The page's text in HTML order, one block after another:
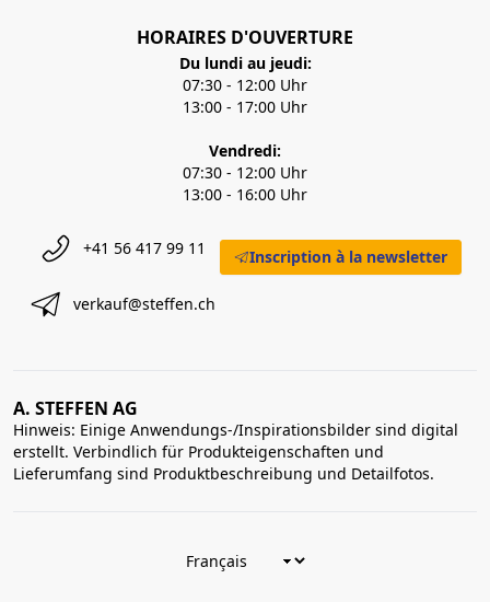
HORAIRES D'OUVERTURE
Du lundi au jeudi:
07:30 - 12:00 Uhr
13:00 - 17:00 Uhr
Vendredi:
07:30 - 12:00 Uhr
13:00 - 16:00 Uhr
+41 56 417 99 11
verkauf@steffen.ch
Inscription à la newsletter
A. STEFFEN AG
Hinweis: Einige Anwendungs-/Inspirationsbilder sind digital
erstellt. Verbindlich für Produkteigenschaften und
Lieferumfang sind Produktbeschreibung und Detailfotos.